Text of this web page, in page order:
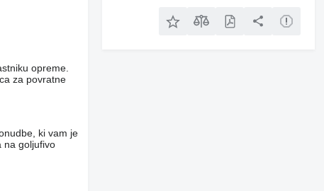
opreme.
za povratne
ki vam je
na goljufivo